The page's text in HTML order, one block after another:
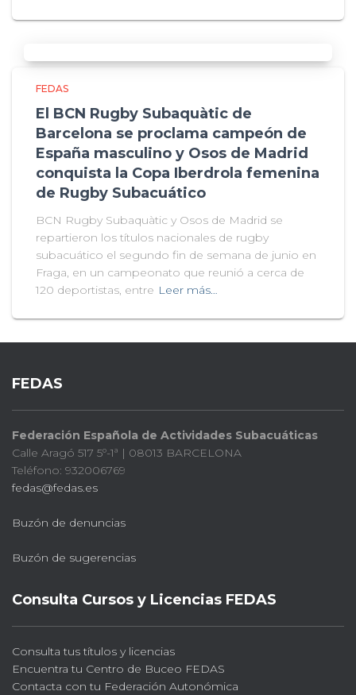
FEDAS
El BCN Rugby Subaquàtic de
Barcelona se proclama campeón de
España masculino y Osos de Madrid
conquista la Copa Iberdrola femenina
de Rugby Subacuático
BCN Rugby Subaquàtic y Osos de Madrid se
repartieron los títulos nacionales de rugby
subacuático el segundo fin de semana de junio en
Fraga, en un campeonato que reunió a cerca de
120 deportistas, entre Leer más…
FEDAS
Federación Española de Actividades Subacuáticas
Calle Aragó 517 5º-1ª | 08013 BARCELONA
Teléfono: 932006769
fedas@fedas.es
Buzón de denuncias
Buzón de sugerencias
Consulta Cursos y Licencias FEDAS
Consulta tus títulos y licencias
Encuentra tu Centro de Buceo FEDAS
Contacta con tu Federación Autonómica